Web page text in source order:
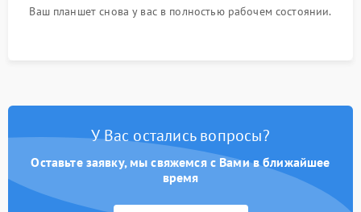
Ваш планшет снова у вас в полностью рабочем состоянии.
У Вас остались вопросы?
Оставьте заявку, мы свяжемся с Вами в ближайшее
время